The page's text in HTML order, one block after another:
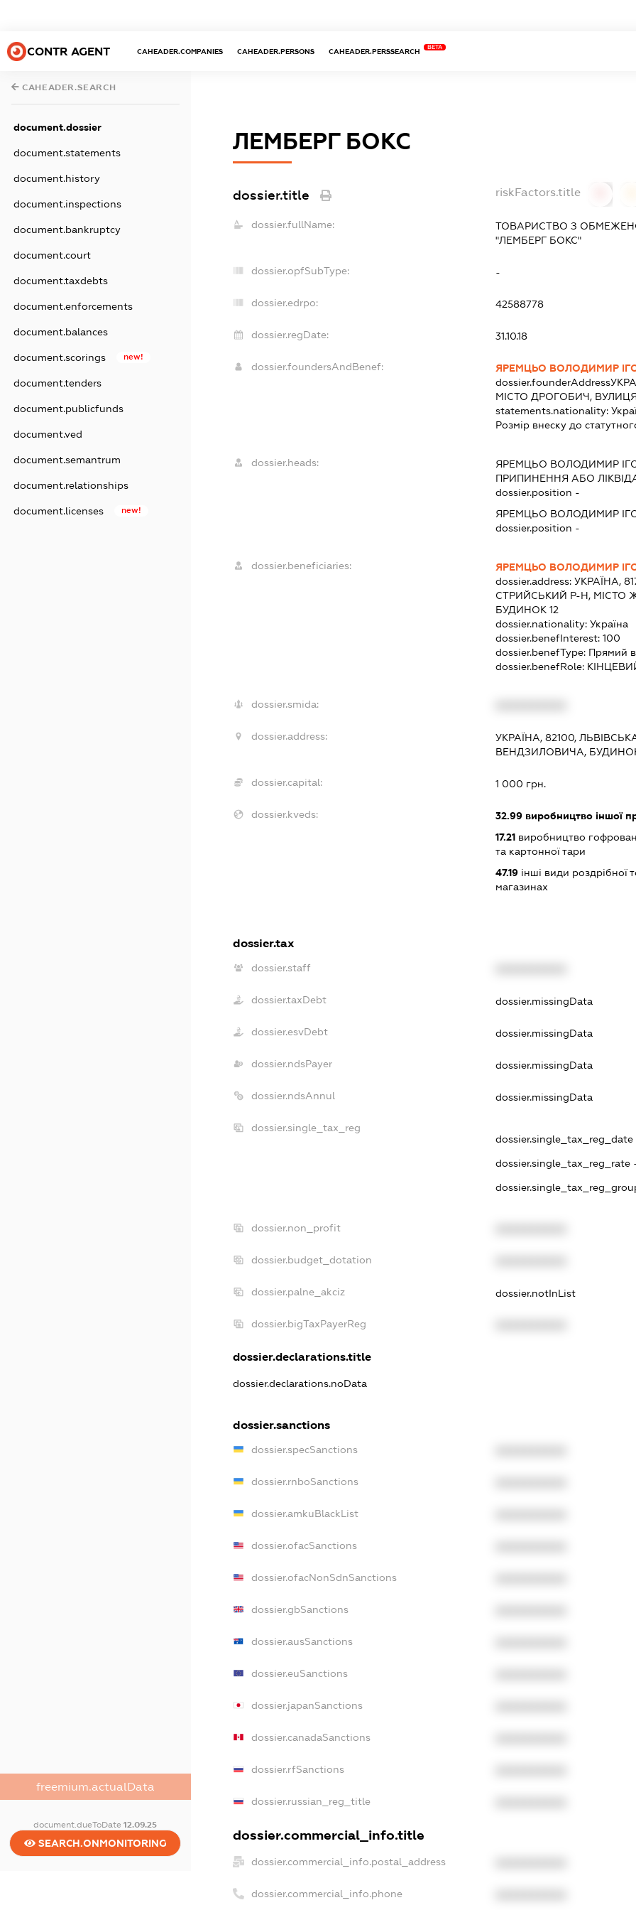
CONTR AGENT CAHEADER.COMPANIES CAHEADER.PERSONS CAHEADER.PERSSEARCH
BETA
CAHEADER.SEARCH
document.dossier
document.statements
document.history
document.inspections
document.bankruptcy
document.court
document.taxdebts
document.enforcements
document.balances
document.scorings new!
document.tenders
document.publicfunds
document.ved
document.semantrum
document.relationships
document.licenses new!
freemium.actualData
document.dueToDate12.09.25
SEARCH.ONMONITORING
ЛЕМБЕРГ БОКС
dossier.title riskFactors.title
dossier.fullName:
ТОВАРИСТВО З
"ЛЕМБЕРГ БОКС"
dossier.opfSubType: -
dossier.edrpo: 42588778
dossier.regDate: 31.10.18
dossier.foundersAndBenef:
ЯРЕМЦЬО ВОЛОДИМИР
dossier.founderAddress
МІСТО ДРОГОБИЧ,
statements.nationality:
Розмір внеску до
dossier.heads: ЯРЕМЦЬО ВОЛОДИМИР
ПРИПИНЕННЯ АБО
dossier.position -
ЯРЕМЦЬО ВОЛОДИМИР
dossier.position -
dossier.beneficiaries:
ЯРЕМЦЬО ВОЛОДИМИР
dossier.address:УКРАЇНА,
СТРИЙСЬКИЙ Р-Н, МІСТО
БУДИНОК 12
dossier.nationality:Україна
dossier.benefInterest:100
dossier.benefType: Прямий
dossier.benefRole:
dossier.smida:
dossier.address:
УКРАЇНА, 82100,
ВЕНДЗИЛОВИЧА, БУДИНОК
dossier.capital: 1 000 грн.
dossier.kveds: 32.99 виробництво іншої
17.21 виробництво
та картонної тари
47.19 інші види роздрібної
магазинах
dossier.tax
dossier.staff
dossier.taxDebt dossier.missingData
dossier.esvDebt dossier.missingData
dossier.ndsPayer dossier.missingData
dossier.ndsAnnul dossier.missingData
dossier.single_tax_reg
dossier.single_tax_reg_date -
dossier.single_tax_reg_rate
dossier.non_profit
dossier.budget_dotation
dossier.palne_akciz dossier.notInList
dossier.bigTaxPayerReg
dossier.declarations.title
dossier.declarations.noData
dossier.sanctions
dossier.specSanctions
dossier.rnboSanctions
dossier.amkuBlackList
dossier.ofacSanctions
dossier.ofacNonSdnSanctions
dossier.gbSanctions
dossier.ausSanctions
dossier.euSanctions
dossier.japanSanctions
dossier.canadaSanctions
dossier.rfSanctions
dossier.russian_reg_title
dossier.commercial_info.title
dossier.commercial_info.postal_address
dossier.commercial_info.phone